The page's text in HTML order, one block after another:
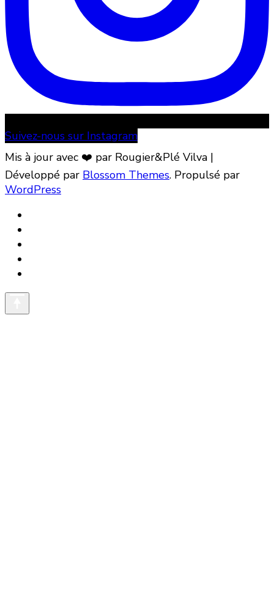
Suivez-nous sur Instagram
Mis à jour avec ❤️ par Rougier&Plé Vilva |
Développé par Blossom Themes. Propulsé par
WordPress